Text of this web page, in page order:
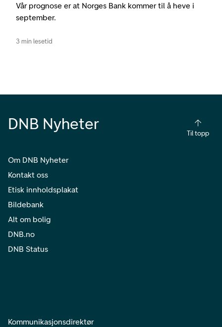
Vår prognose er at Norges Bank kommer til å heve i
september.
3 min lesetid
DNB Nyheter
Til topp
Om DNB Nyheter
Kontakt oss
Etisk innholdsplakat
Bildebank
Alt om bolig
DNB.no
DNB Status
Kommunikasjonsdirektør